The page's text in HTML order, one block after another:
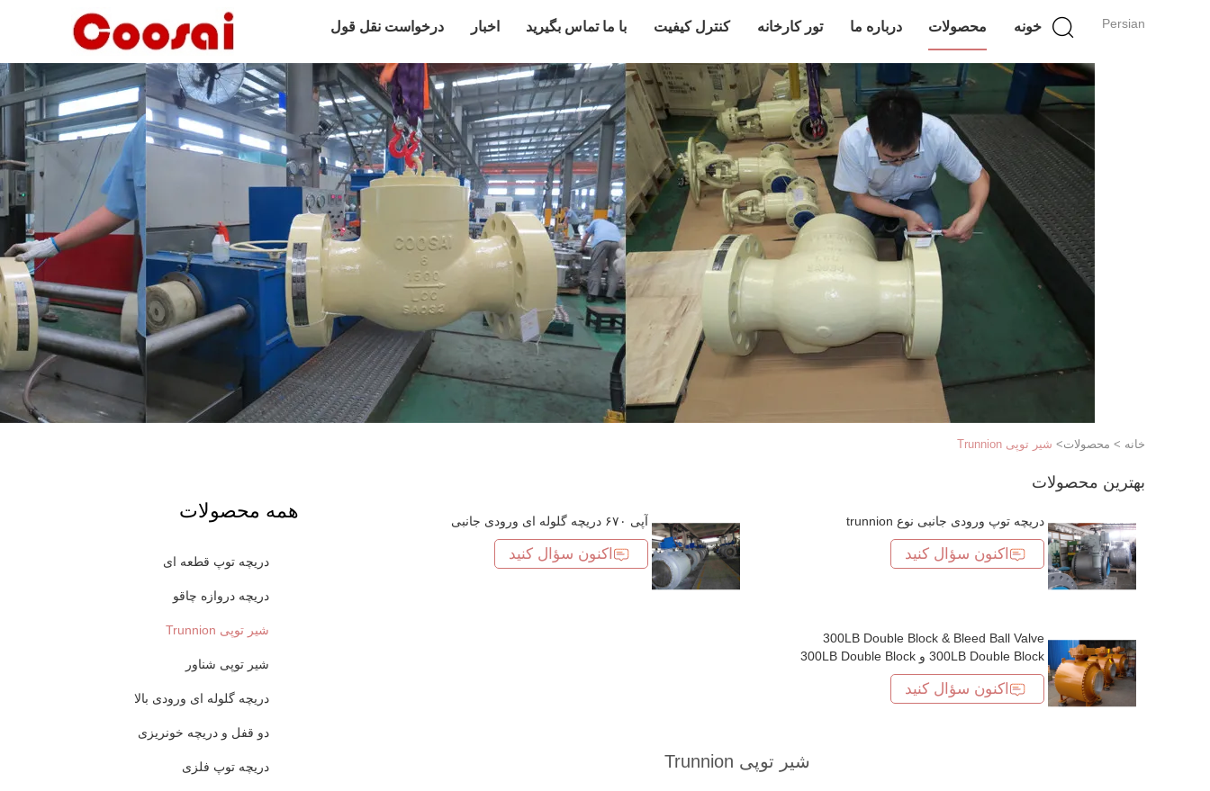
Persian خونه محصولات درباره ما تور کارخانه کنترل کیفیت با ما تماس بگیرید اخبار درخواست نقل قول
خانه > محصولات> شیر توپی Trunnion
همه محصولات
دریچه توپ قطعه ای
دریچه دروازه چاقو
شیر توپی Trunnion
شیر توپی شناور
دریچه گلوله ای ورودی بالا
دو قفل و دریچه خونریزی
دریچه توپ فلزی
بهترین محصولات
دریچه توپ ورودی جانبی نوع trunnion
اکنون سؤال کنید
آپی ۶۷۰ دریچه گلوله ای ورودی جانبی
اکنون سؤال کنید
300LB Double Block & Bleed Ball Valve
300LB Double Block و 300LB Double Block
اکنون سؤال کنید
شیر توپی Trunnion